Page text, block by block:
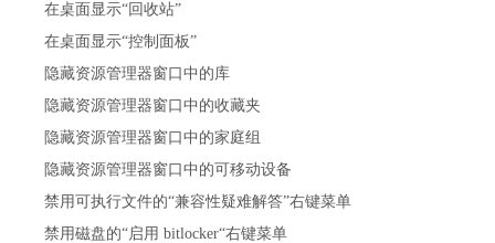
在桌面显示“回收站”
在桌面显示“控制面板”
隐藏资源管理器窗口中的库
隐藏资源管理器窗口中的收藏夹
隐藏资源管理器窗口中的家庭组
隐藏资源管理器窗口中的可移动设备
禁用可执行文件的“兼容性疑难解答”右键菜单
禁用磁盘的“启用 bitlocker“右键菜单